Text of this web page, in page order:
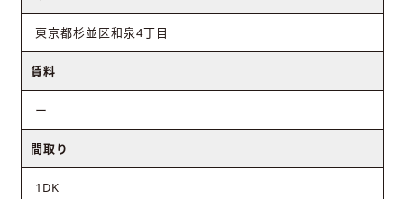
東京都杉並区和泉4丁目
賃料
ー
間取り
1DK